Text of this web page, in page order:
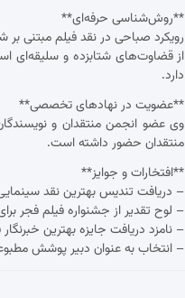
**روش‌شناسی حرفه‌ای**
رویکرد صباحی در نقد فیلم مبتنی
از قضاوت‌های شتابزده و سلیقه‌ای
دارد.
**عضویت در نهادهای تخصصی**
وی عضو انجمن منتقدان و
منتقدان حضور داشته است.
**افتخارات و جوایز**
– دریافت تندیس بهترین نقد سینمایی
– لوح تقدیر از جشنواره فیلم فجر
– نامزد دریافت جایزه بهترین خبرنگار
– انتخاب به عنوان دبیر پوشش